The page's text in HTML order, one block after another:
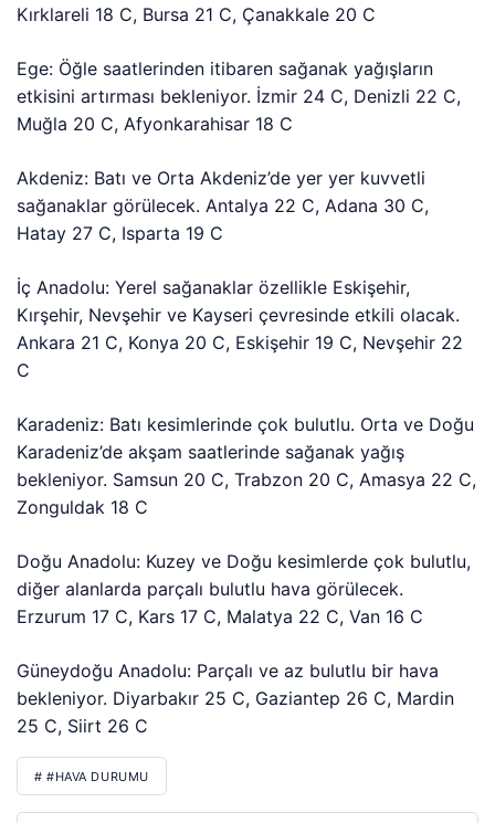
Kırklareli 18 C, Bursa 21 C, Çanakkale 20 C
Ege: Öğle saatlerinden itibaren sağanak yağışların
etkisini artırması bekleniyor. İzmir 24 C, Denizli 22 C,
Muğla 20 C, Afyonkarahisar 18 C
Akdeniz: Batı ve Orta Akdeniz’de yer yer kuvvetli
sağanaklar görülecek. Antalya 22 C, Adana 30 C,
Hatay 27 C, Isparta 19 C
İç Anadolu: Yerel sağanaklar özellikle Eskişehir,
Kırşehir, Nevşehir ve Kayseri çevresinde etkili olacak.
Ankara 21 C, Konya 20 C, Eskişehir 19 C, Nevşehir 22
C
Karadeniz: Batı kesimlerinde çok bulutlu. Orta ve Doğu
Karadeniz’de akşam saatlerinde sağanak yağış
bekleniyor. Samsun 20 C, Trabzon 20 C, Amasya 22 C,
Zonguldak 18 C
Doğu Anadolu: Kuzey ve Doğu kesimlerde çok bulutlu,
diğer alanlarda parçalı bulutlu hava görülecek.
Erzurum 17 C, Kars 17 C, Malatya 22 C, Van 16 C
Güneydoğu Anadolu: Parçalı ve az bulutlu bir hava
bekleniyor. Diyarbakır 25 C, Gaziantep 26 C, Mardin
25 C, Siirt 26 C
# #HAVA DURUMU